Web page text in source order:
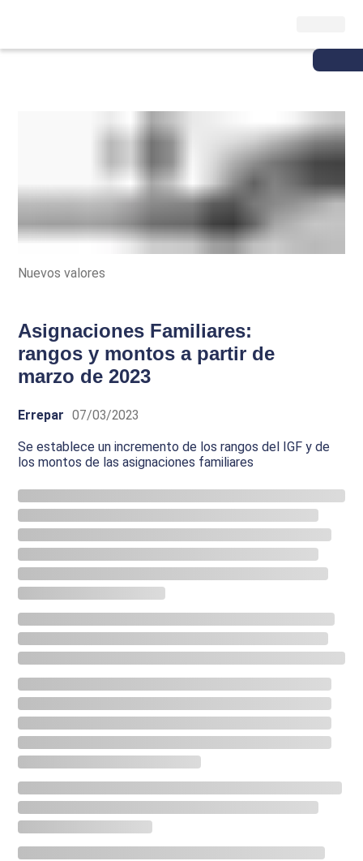
Nuevos valores
Asignaciones Familiares:
rangos y montos a partir de
marzo de 2023
Errepar 07/03/2023
Se establece un incremento de los rangos del IGF y de
los montos de las asignaciones familiares